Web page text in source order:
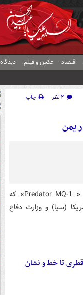
اقتصاد عکس و فیلم دیدگاه
۲ نظر
چاپ
یمن
منابع یمنی می‌گویند که پهپاد پیشرفته جاسوسی « Predator MQ-1» که
(سیا) و وزارت دفاع
تا خط و نشان